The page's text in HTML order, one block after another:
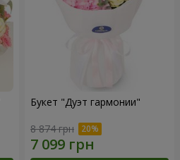
Букет "Дуэт гармонии"
8 874 грн